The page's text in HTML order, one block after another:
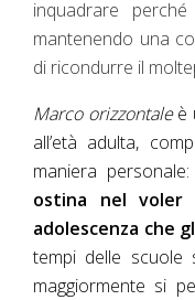
inquadrare
mantenendo una
di ricondurre il
Marco orizzontaleè
all’età adulta,
maniera personale:
ostina nel voler
adolescenza che
tempi delle scuole
maggiormente si